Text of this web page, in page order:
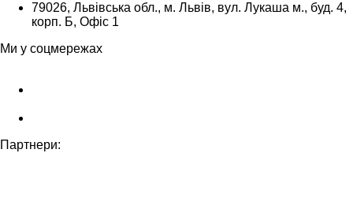
79026, Львівська обл., м. Львів, вул. Лукаша м., буд. 4,
корп. Б, Офіс 1
Ми у соцмережах
Партнери: